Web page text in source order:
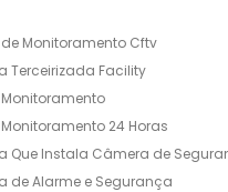
Monitoramento Cftv
Terceirizada Facility
24 Horas
Que Instala Câmera de
de Alarme e Segurança